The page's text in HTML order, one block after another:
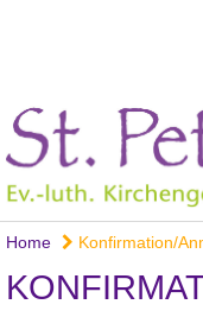
Home Konfirmation/